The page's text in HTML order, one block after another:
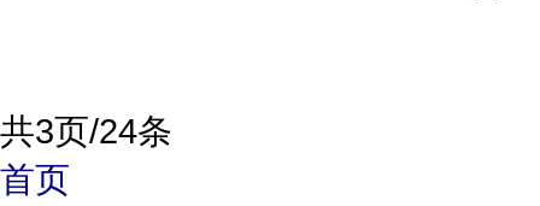
共3页/24条
首页